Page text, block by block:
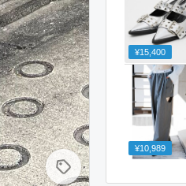
¥15,400
¥10,989